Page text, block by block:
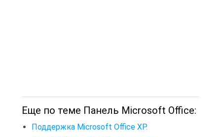
Еще по теме Панель Microsoft Office:
Поддержка Microsoft Office XP.